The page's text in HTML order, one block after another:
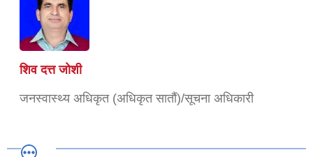
शिव दत्त जोशी
जनस्वास्थ्य अधिकृत (अधिकृत सातौं)/सूचना अधिकारी